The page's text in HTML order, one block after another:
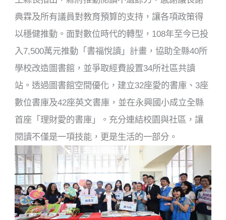
典霖及所有議員對教育預算的支持，讓各項政策得
以穩健推動。面對數位時代的轉型，108年至今已投
入7,500萬元推動「書福悅讀」計畫，協助全縣40所
學校改造圖書館，並爭取經費設置34所社區共讀
站。透過圖書館空間優化，建立32座愛的書庫、3座
數位書庫及42座英文書庫，並在永興國小成立全縣
首座「理財愛的書庫」。充分連結校園與社區，讓
閱讀不僅是一項技能，更是生活的一部分。